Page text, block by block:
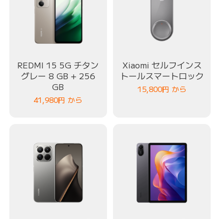
REDMI 15 5G チタン
グレー 8 GB + 256
GB
41,980円 から
Xiaomi セルフインス
トールスマートロック
15,800円 から